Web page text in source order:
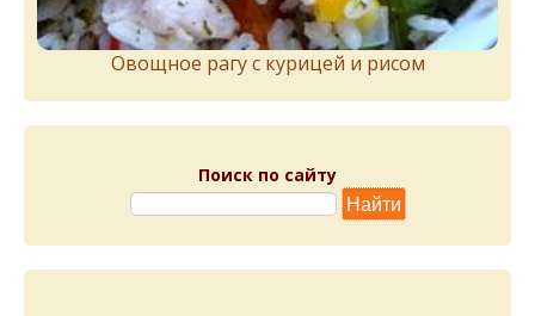
Овощное рагу с курицей и рисом
Поиск по сайту